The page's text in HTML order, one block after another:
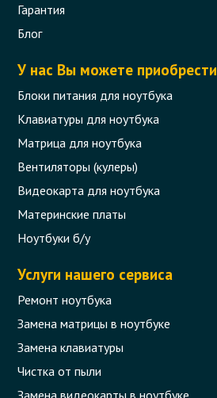
Гарантия
Блог
У нас Вы можете приобрести
Блоки питания для ноутбука
Клавиатуры для ноутбука
Матрица для ноутбука
Вентиляторы (кулеры)
Видеокарта для ноутбука
Материнские платы
Ноутбуки б/у
Услуги нашего сервиса
Ремонт ноутбука
Замена матрицы в ноутбуке
Замена клавиатуры
Чистка от пыли
Замена видеокарты в ноутбуке